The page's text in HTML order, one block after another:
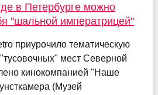
в Петербурге можно
"шальной императрицей"
приурочило тематическую
мест Северной
кинокомпанией "Наше
(Музей